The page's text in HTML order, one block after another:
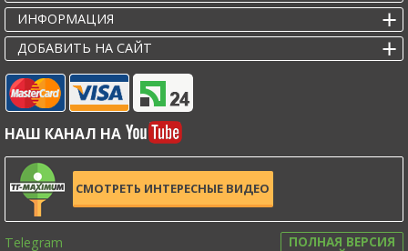
ИНФОРМАЦИЯ
ДОБАВИТЬ НА САЙТ
НАШ КАНАЛ НА
СМОТРЕТЬ ИНТЕРЕСНЫЕ ВИДЕО
Telegram
ПОЛНАЯ ВЕРСИЯ